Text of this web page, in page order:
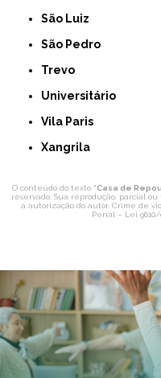
São Luiz
São Pedro
Trevo
Universitário
Vila Paris
Xangrila
O conteúdo do texto "Casa de
reservado. Sua reprodução, parcial
a autorização do autor. Crime de
Penal – Lei